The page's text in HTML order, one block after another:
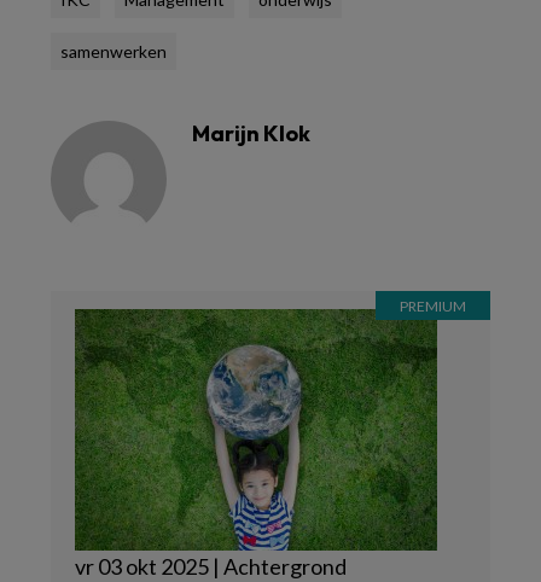
samenwerken
Marijn Klok
vr 03 okt 2025 | Achtergrond